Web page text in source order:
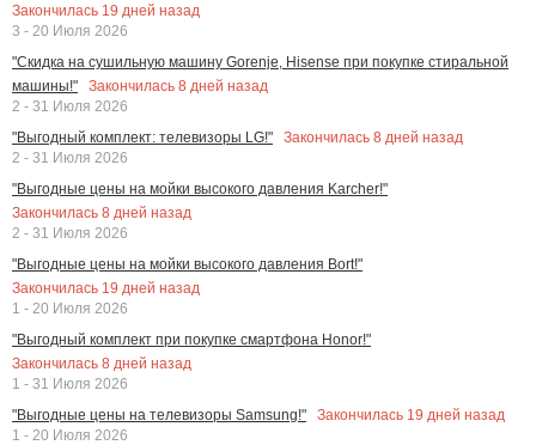
Закончилась 19 дней назад
3 - 20 Июля 2026
"Скидка на сушильную машину Gorenje, Hisense при покупке стиральной
машины!"
Закончилась 8 дней назад
2 - 31 Июля 2026
"Выгодный комплект: телевизоры LG!"
Закончилась 8 дней назад
2 - 31 Июля 2026
"Выгодные цены на мойки высокого давления Karcher!"
Закончилась 8 дней назад
2 - 31 Июля 2026
"Выгодные цены на мойки высокого давления Bort!"
Закончилась 19 дней назад
1 - 20 Июля 2026
"Выгодный комплект при покупке смартфона Honor!"
Закончилась 8 дней назад
1 - 31 Июля 2026
"Выгодные цены на телевизоры Samsung!"
Закончилась 19 дней назад
1 - 20 Июля 2026